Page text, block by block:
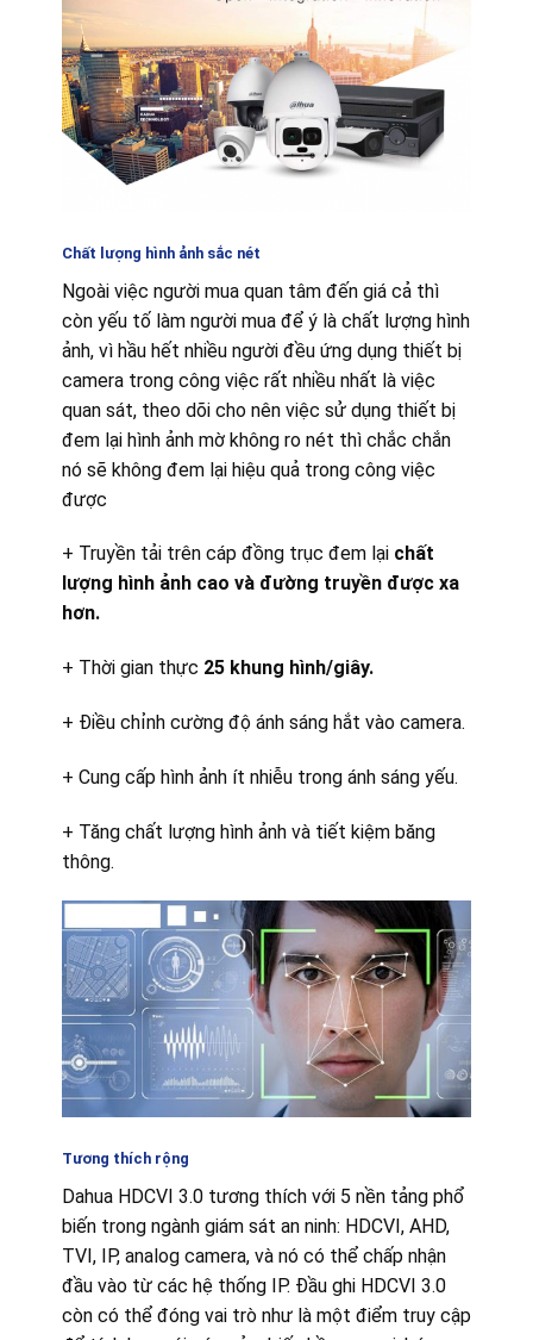
Chất lượng hình ảnh sắc nét
Ngoài việc người mua quan tâm đến giá cả thì
còn yếu tố làm người mua để ý là chất lượng hình
ảnh, vì hầu hết nhiều người đều ứng dụng thiết bị
camera trong công việc rất nhiều nhất là việc
quan sát, theo dõi cho nên việc sử dụng thiết bị
đem lại hình ảnh mờ không ro nét thì chắc chắn
nó sẽ không đem lại hiệu quả trong công việc
được
+ Truyền tải trên cáp đồng trục đem lại chất
lượng hình ảnh cao và đường truyền được xa
hơn.
+ Thời gian thực 25 khung hình/giây.
+ Điều chỉnh cường độ ánh sáng hắt vào camera.
+ Cung cấp hình ảnh ít nhiễu trong ánh sáng yếu.
+ Tăng chất lượng hình ảnh và tiết kiệm băng
thông.
Tương thích rộng
Dahua HDCVI 3.0 tương thích với 5 nền tảng phổ
biến trong ngành giám sát an ninh: HDCVI, AHD,
TVI, IP, analog camera, và nó có thể chấp nhận
đầu vào từ các hệ thống IP. Đầu ghi HDCVI 3.0
còn có thể đóng vai trò như là một điểm truy cập